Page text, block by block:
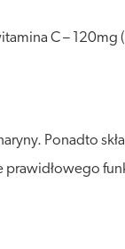
C – 120mg
Ponadto
prawidłowego